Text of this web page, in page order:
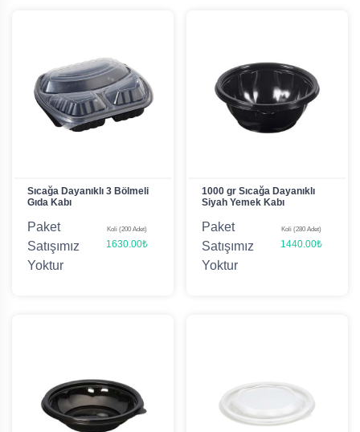
Sıcağa Dayanıklı 3 Bölmeli
Gıda Kabı
Paket
Satışımız
Yoktur
Koli (200 Adet)
1630.00₺
1000 gr Sıcağa Dayanıklı
Siyah Yemek Kabı
Paket
Satışımız
Yoktur
Koli (280 Adet)
1440.00₺